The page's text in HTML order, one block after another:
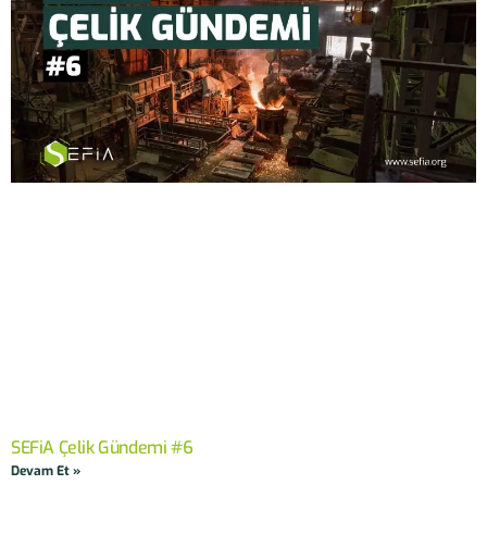
SEFiA Çelik Gündemi #6
Devam Et »